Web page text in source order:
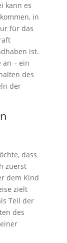
kann es
in
für das
ist.
an – ein
des
der
dass
zuerst
dem Kind
zielt
Teil der
des